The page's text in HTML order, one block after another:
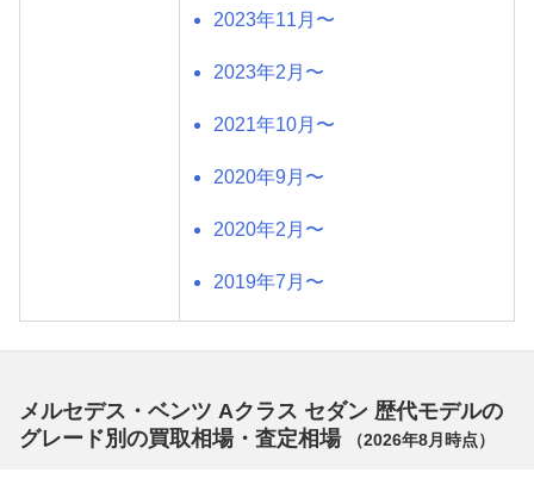
2023年11月〜
2023年2月〜
2021年10月〜
2020年9月〜
2020年2月〜
2019年7月〜
メルセデス・ベンツ Aクラス セダン 歴代モデルの
グレード別の買取相場・査定相場
（2026年8月 時点）